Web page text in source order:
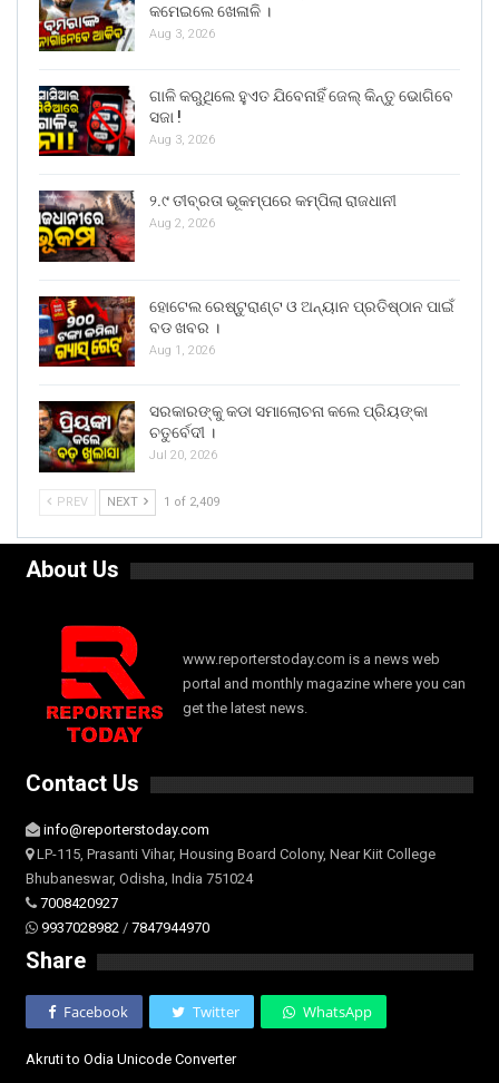
କମେଇଲେ ଖେଳାଳି ।
Aug 3, 2026
ଗାଳି କରୁଥିଲେ ହୁଏତ ଯିବେନାହିଁ ଜେଲ୍ କିନ୍ତୁ ଭୋଗିବେ
ସଜା !
Aug 3, 2026
୨.୯ ତୀବ୍ରତା ଭୂକମ୍ପରେ କମ୍ପିଲା ରାଜଧାନୀ
Aug 2, 2026
ହୋଟେଲ ରେଷ୍ଟୁରାଣ୍ଟ ଓ ଅନ୍ୟାନ ପ୍ରତିଷ୍ଠାନ ପାଇଁ
ବଡ ଖବର ।
Aug 1, 2026
ସରକାରଙ୍କୁ କଡା ସମାଲୋଚନା କଲେ ପ୍ରିୟଙ୍କା
ଚତୁର୍ବେଦୀ ।
Jul 20, 2026
PREV NEXT 1 of 2,409
About Us
www.reporterstoday.com is a news web
portal and monthly magazine where you can
get the latest news.
Contact Us
info@reporterstoday.com
LP-115, Prasanti Vihar, Housing Board Colony, Near Kiit College
Bhubaneswar, Odisha, India 751024
7008420927
9937028982 / 7847944970
Share
Facebook Twitter WhatsApp
Akruti to Odia Unicode Converter